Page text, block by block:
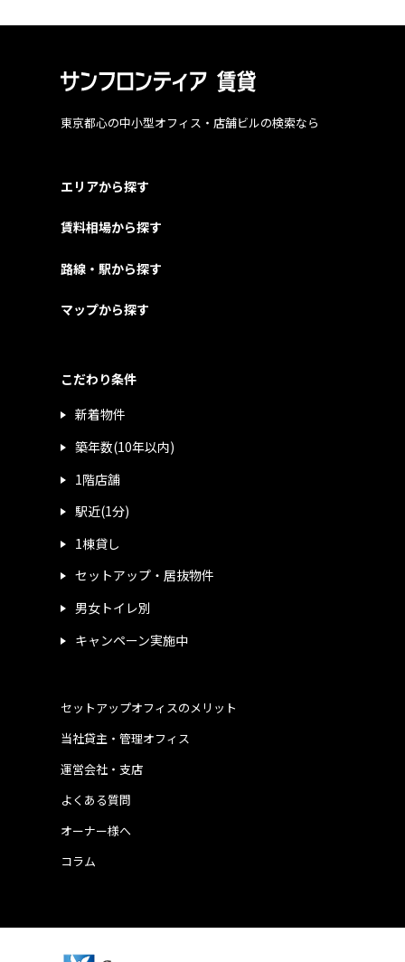
東京都心の中小型オフィス・店舗ビルの検索なら
エリアから探す
賃料相場から探す
路線・駅から探す
マップから探す
こだわり条件
新着物件
築年数(10年以内)
1階店舗
駅近(1分)
1棟貸し
セットアップ・居抜物件
男女トイレ別
キャンペーン実施中
運営会社・支店
よくある質問
当社貸主・管理オフィス
オーナー様へ
コラム
セットアップオフィスのメリット